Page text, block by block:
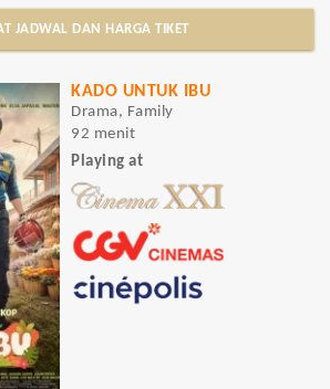
JADWAL DAN HARGA TIKET
KADO UNTUK IBU
Drama, Family
92 menit
Playing at